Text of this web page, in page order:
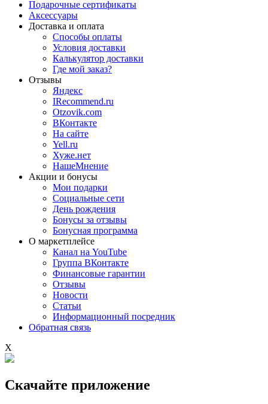
Подарочные сертификаты
Аксессуары
Доставка и оплата
Способы оплаты
Условия доставки
Калькулятор доставки
Где мой заказ?
Отзывы
Яндекс
IRecommend.ru
Otzovik.com
ВКонтакте
На сайте
Yell.ru
Хуже.нет
НашеМнение
Акции и бонусы
Мои подарки
Социальные сети
День рождения
Бонусы за отзывы
Бонусная программа
О маркетплейсе
Канал на YouTube
Группа ВКонтакте
Финансовые гарантии
Отзывы
Новости
Статьи
Информационный посредник
Обратная связь
X
Скачайте приложение